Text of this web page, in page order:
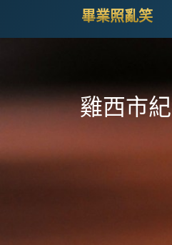
Enter)
畢業照亂笑
雞西市